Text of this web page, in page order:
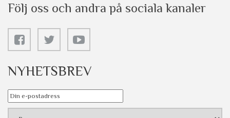
Följ oss och andra på sociala kanaler
NYHETSBREV